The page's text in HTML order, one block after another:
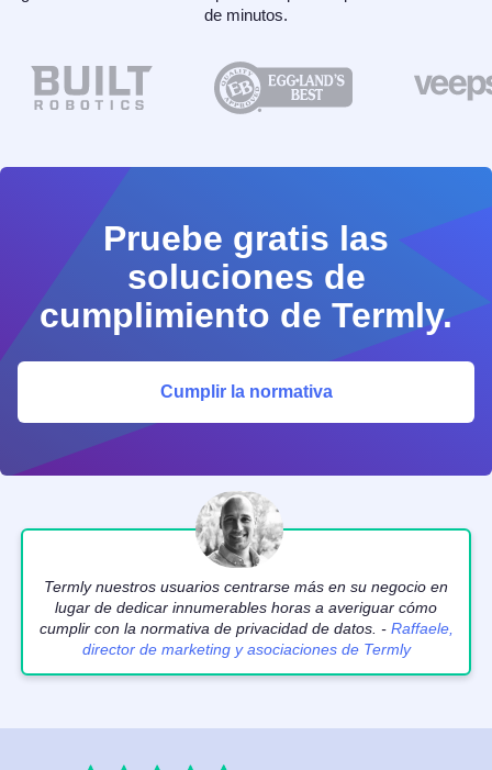
de minutos.
Pruebe gratis las
soluciones de
cumplimiento de Termly.
Cumplir la normativa
Termly nuestros usuarios centrarse más en su negocio en
lugar de dedicar innumerables horas a averiguar cómo
cumplir con la normativa de privacidad de datos. - Raffaele,
director de marketing y asociaciones de Termly